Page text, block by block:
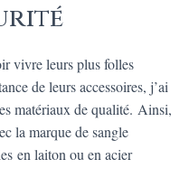
vivre leurs plus folles
de leurs accessoires, j’ai
matériaux de qualité. Ainsi,
la marque de sangle
en laiton ou en acier